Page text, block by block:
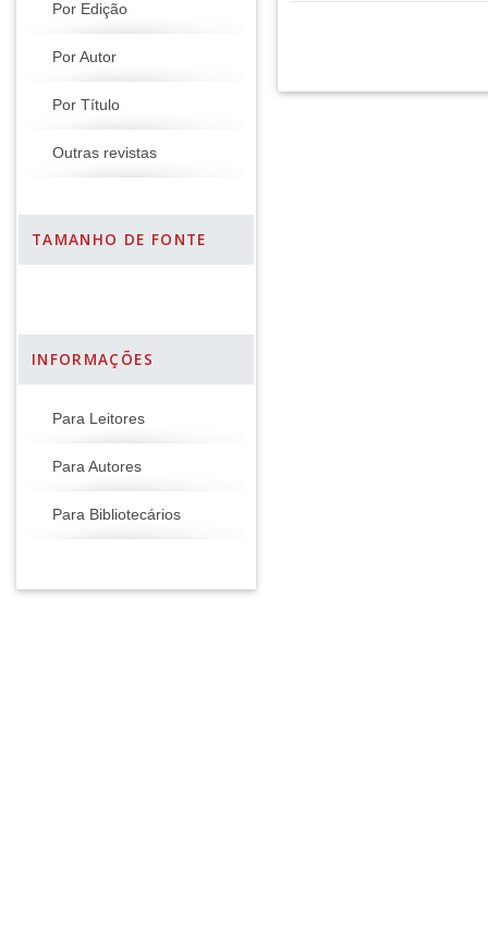
Por Edição
Por Autor
Por Título
Outras revistas
TAMANHO DE FONTE
INFORMAÇÕES
Para Leitores
Para Autores
Para Bibliotecários